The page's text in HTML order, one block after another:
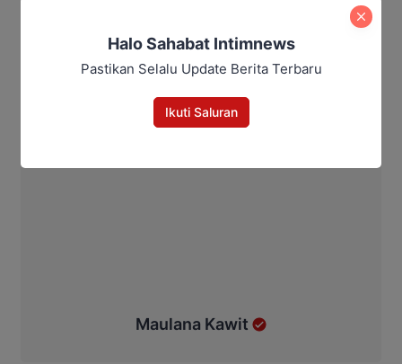
Maulana Kawit
Halo Sahabat Intimnews
Pastikan Selalu Update Berita Terbaru
Ikuti Saluran